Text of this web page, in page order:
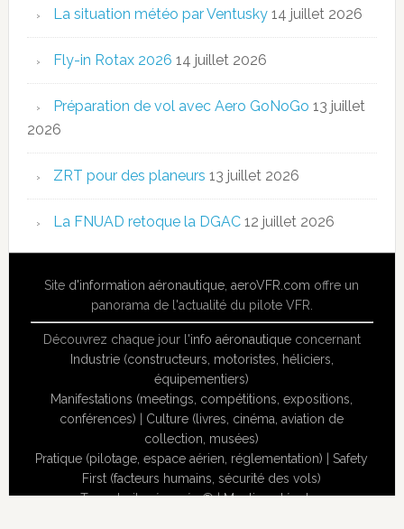
La situation météo par Ventusky 14 juillet 2026
Fly-in Rotax 2026 14 juillet 2026
Préparation de vol avec Aero GoNoGo 13 juillet
2026
ZRT pour des planeurs 13 juillet 2026
La FNUAD retoque la DGAC 12 juillet 2026
Site d'information aéronautique,aeroVFR.com offre un
panorama de l'actualité du pilote VFR.
Découvrez chaque jour l'info aéronautiqueconcernant
Industrie (constructeurs, motoristes, héliciers,
équipementiers)
Manifestations (meetings, compétitions, expositions,
conférences)
Culture (livres, cinéma, aviation de
collection, musées)
Pratique (pilotage, espace aérien, réglementation) |Safety
First (facteurs humains, sécurité des vols)
Tous droits réservés ® |Mentions légales